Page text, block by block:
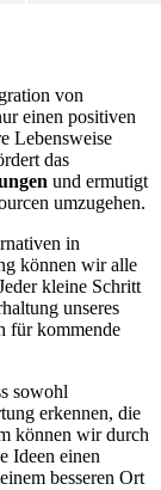
von
einen positiven
Lebensweise
das
und ermutigt
umzugehen.
in
können wir alle
kleine Schritt
unseres
für kommende
sowohl
erkennen, die
können wir durch
Ideen einen
besseren Ort